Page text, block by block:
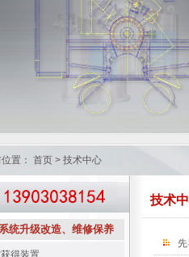
置： 首页 > 技术中心
统升级改造、维修保养
得装置
技术